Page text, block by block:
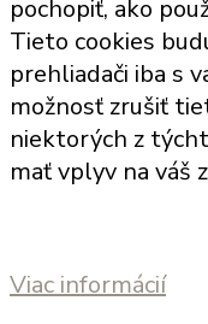
pochopiť, ako
Tieto cookies
prehliadači iba s
možnosť zrušiť
niektorých z
mať vplyv na váš
Viac informácií